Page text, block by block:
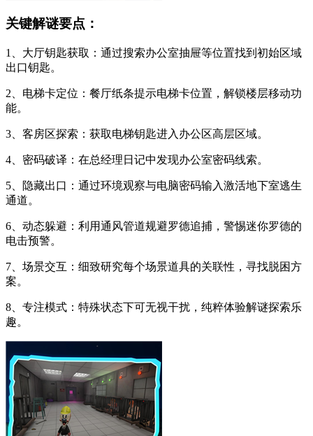
关键解谜要点：
1、大厅钥匙获取：通过搜索办公室抽屉等位置找到初始区域
出口钥匙。
2、电梯卡定位：餐厅纸条提示电梯卡位置，解锁楼层移动功
能。
3、客房区探索：获取电梯钥匙进入办公区高层区域。
4、密码破译：在总经理日记中发现办公室密码线索。
5、隐藏出口：通过环境观察与电脑密码输入激活地下室逃生
通道。
6、动态躲避：利用通风管道规避罗德追捕，警惕迷你罗德的
电击预警。
7、场景交互：细致研究每个场景道具的关联性，寻找脱困方
案。
8、专注模式：特殊状态下可无视干扰，纯粹体验解谜探索乐
趣。